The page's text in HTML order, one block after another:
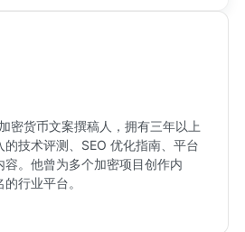
密货币文案撰稿人，拥有三年以上
技术评测、SEO 优化指南、平台
。他曾为多个加密项目创作内
行业平台。